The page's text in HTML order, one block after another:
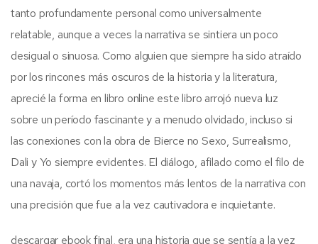
tanto profundamente personal como universalmente
relatable, aunque a veces la narrativa se sintiera un poco
desigual o sinuosa. Como alguien que siempre ha sido atraído
por los rincones más oscuros de la historia y la literatura,
aprecié la forma en libro online​ este libro arrojó nueva luz
sobre un período fascinante y a menudo olvidado, incluso si
las conexiones con la obra de Bierce no Sexo, Surrealismo,
Dali y Yo siempre evidentes. El diálogo, afilado como el filo de
una navaja, cortó los momentos más lentos de la narrativa con
una precisión que fue a la vez cautivadora e inquietante.
descargar ebook final, era una historia que se sentía a la vez